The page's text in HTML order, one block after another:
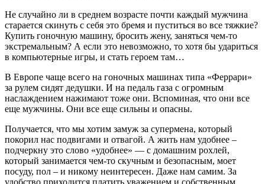
Не случайно ли в среднем возрасте почти каждый мужчина
старается скинуть с себя это бремя и пуститься во все тяжкие?
Купить гоночную машину, бросить жену, заняться чем-то
экстремальным? А если это невозможно, то хотя бы удариться
в компьютерные игры, и стать героем там…
В Европе чаще всего на гоночных машинах типа «Феррари»
за рулем сидят дедушки. И на педаль газа с огромным
наслаждением нажимают тоже они. Вспоминая, что они все
еще мужчины. Они все еще сильны и опасны.
Получается, что мы хотим замуж за супермена, который
покорил нас подвигами и отвагой. А жить нам удобнее –
подчеркну это слово «удобнее» — с домашним рохлей,
который занимается чем-то скучным и безопасным, моет
посуду, пол – и никому неинтересен. Даже нам самим. За
удобство приходится платить уважением и собственным